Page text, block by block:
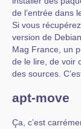
de l’entrée dans
Si vous
version de
Mag France, un
de le lire, de voir
des sources.
apt-move
Ça, c’est